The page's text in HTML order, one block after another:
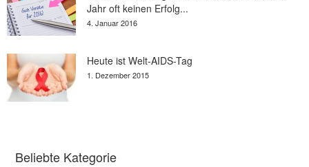
Jahr oft keinen Erfolg...
4. Januar 2016
Heute ist Welt-AIDS-Tag
1. Dezember 2015
Beliebte Kategorie